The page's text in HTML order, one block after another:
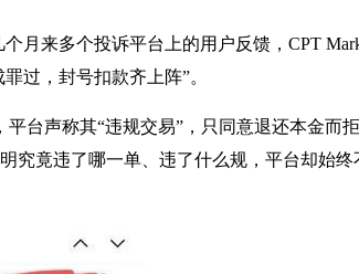
月来多个投诉平台上的用户反馈，CPT
过，封号扣款齐上阵”。
台声称其“违规交易”，只同意退还本金而
究竟违了哪一单、违了什么规，平台却始终